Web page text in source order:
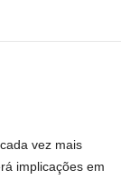
vez mais
implicações em